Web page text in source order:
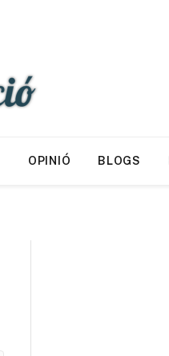
OPINIÓ BLOGS